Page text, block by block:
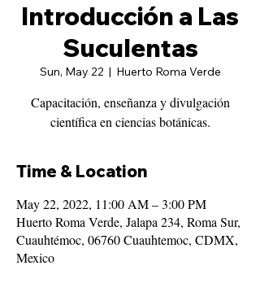
Introducción a Las
Suculentas
Sun, May 22
  |
Huerto Roma Verde
Capacitación, enseñanza y divulgación
científica en ciencias botánicas.
Time & Location
May 22, 2022, 11:00 AM – 3:00 PM
Huerto Roma Verde, Jalapa 234, Roma Sur,
Cuauhtémoc, 06760 Cuauhtemoc, CDMX,
Mexico